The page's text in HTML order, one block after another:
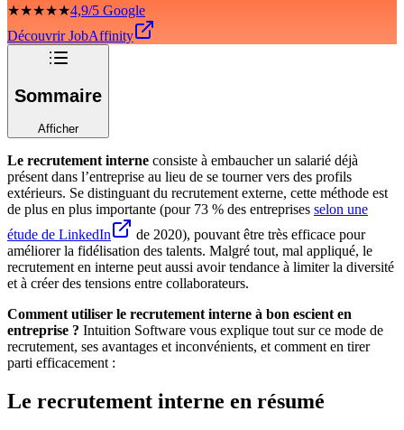
★★★★★4,9/5 Google
Découvrir JobAffinity
Sommaire
Afficher
Le recrutement interne consiste à embaucher un salarié déjà
présent dans l’entreprise au lieu de se tourner vers des profils
extérieurs. Se distinguant du recrutement externe, cette méthode est
de plus en plus importante (pour 73 % des entreprises selon une
étude de LinkedIn
de 2020), pouvant être très efficace pour
améliorer la fidélisation des talents. Malgré tout, mal appliqué, le
recrutement en interne peut aussi avoir tendance à limiter la diversité
et à créer des tensions entre collaborateurs.
Comment utiliser le recrutement interne à bon escient en
entreprise ? Intuition Software vous explique tout sur ce mode de
recrutement, ses avantages et inconvénients, et comment en tirer
parti efficacement :
Le recrutement interne en résumé